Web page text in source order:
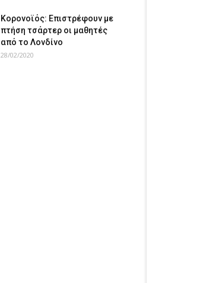
Κορονοϊός: Επιστρέφουν με
πτήση τσάρτερ οι μαθητές
από το Λονδίνο
28/02/2020